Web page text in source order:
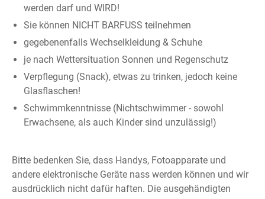
werden darf und WIRD!
Sie können NICHT BARFUSS teilnehmen
gegebenenfalls Wechselkleidung & Schuhe
je nach Wettersituation Sonnen und Regenschutz
Verpflegung (Snack), etwas zu trinken, jedoch keine
Glasflaschen!
Schwimmkenntnisse (Nichtschwimmer - sowohl
Erwachsene, als auch Kinder sind unzulässig!)
Bitte bedenken Sie, dass Handys, Fotoapparate und
andere elektronische Geräte nass werden können und wir
ausdrücklich nicht dafür haften. Die ausgehändigten